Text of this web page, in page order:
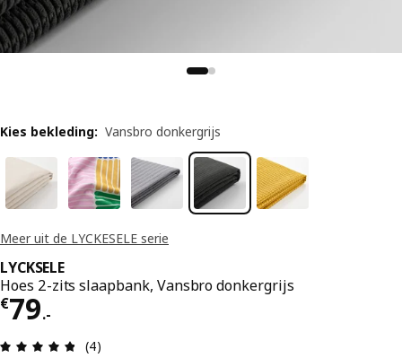
Meer uit de LYCKESELE serie
LYCKSELE
Hoes 2-zits slaapbank, Vansbro donkergrijs
€79.-
Prijs € 79.-
Review: 4.8 van 5 sterren. Totaal
(4)
Kies bekleding: Vansbro donkergrijs